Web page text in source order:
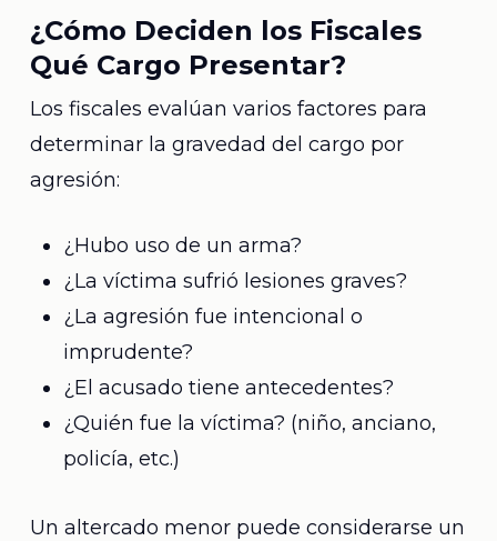
¿Cómo Deciden los Fiscales
Qué Cargo Presentar?
Los fiscales evalúan varios factores para
determinar la gravedad del cargo por
agresión:
¿Hubo uso de un arma?
¿La víctima sufrió lesiones graves?
¿La agresión fue intencional o
imprudente?
¿El acusado tiene antecedentes?
¿Quién fue la víctima? (niño, anciano,
policía, etc.)
Un altercado menor puede considerarse un